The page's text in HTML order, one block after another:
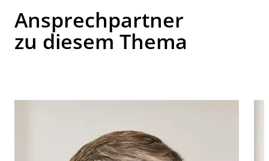
Ansprechpartner
zu diesem Thema